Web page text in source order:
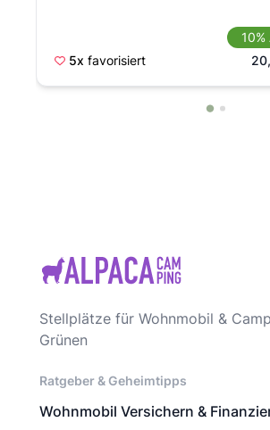
5x favorisiert
Stellplätze für Wohnmobil &
Grünen
Ratgeber & Geheimtipps
Wohnmobil Versichern &